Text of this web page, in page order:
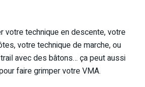
votre technique en descente, votre
votre technique de marche, ou
avec des bâtons… ça peut aussi
faire grimper votre VMA.